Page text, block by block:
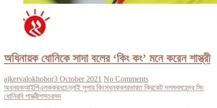
অধিনায়ক ধোনিকে সাদা বলের ‘কিং কং’ মনে করেন শাস্ত্রী
ajkervalokhobor3 October 2021 No Comments
অধনয়কআইপিএলককরনচেন্নাই সুপার কিংসধনকবলরভারত ক্রিকেট দলমনমহেন্দ্র সিং
ধোনিরবি শাস্ত্রীশসতরসদ